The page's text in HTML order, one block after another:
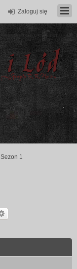
Zaloguj się
Sezon 1